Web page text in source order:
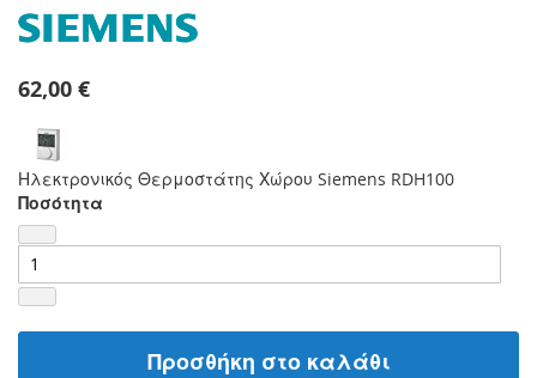
62,00 €
Ηλεκτρονικός Θερμοστάτης Χώρου Siemens RDH100
Ποσότητα
Προσθήκη στο καλάθι